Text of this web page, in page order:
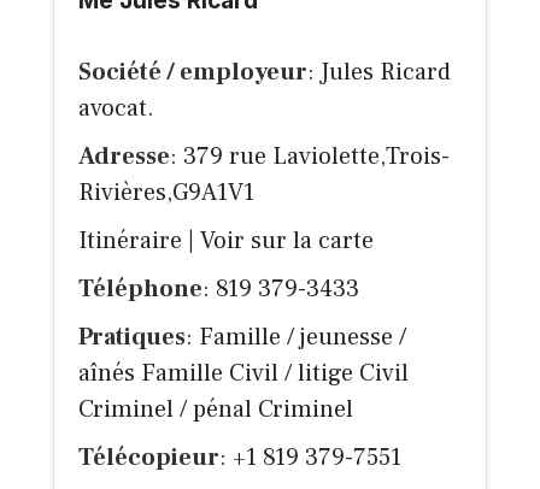
Société / employeur: Jules Ricard
avocat.
Adresse: 379 rue Laviolette,Trois-
Rivières,G9A1V1
Itinéraire
Voir sur la carte
Téléphone: 819 379-3433
Pratiques: Famille / jeunesse /
aînés Famille Civil / litige Civil
Criminel / pénal Criminel
Télécopieur: +1 819 379-7551